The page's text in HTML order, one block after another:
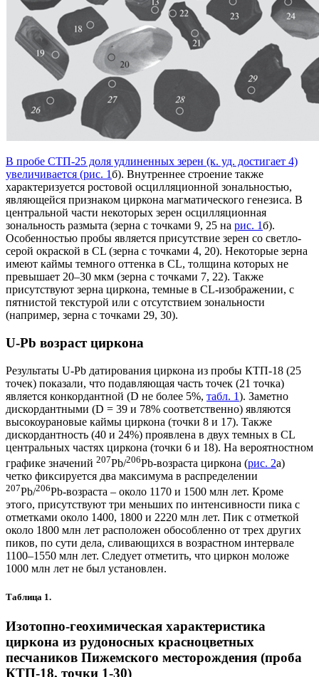
В пробе СТП-25 доля удлиненных зерен (к. уд. достигает 4)
увеличивается (рис. 1б). Внутреннее строение также
характеризуется ростовой осцилляционной зональностью,
являющейся признаком циркона магматического генезиса. В
центральной части некоторых зерен осцилляционная
зональность размыта (зерна с точками 9, 25 на рис. 1б).
Особенностью пробы является присутствие зерен со светло-
серой окраской в CL (зерна с точками 4, 20). Некоторые зерна
имеют каймы темного оттенка в CL, толщина которых не
превышает 20–30 мкм (зерна с точками 7, 22). Также
присутствуют зерна циркона, темные в CL-изображении, с
пятнистой текстурой или с отсутствием зональности
(например, зерна с точками 29, 30).
U-Pb возраст циркона
Результаты U-Pb датирования циркона из пробы КТП-18 (25
точек) показали, что подавляющая часть точек (21 точка)
является конкордантной (D не более 5%, табл. 1). Заметно
дискордантными (D = 39 и 78% соответственно) являются
высокоурановые каймы циркона (точки 8 и 17). Также
дискордантность (40 и 24%) проявлена в двух темных в CL
центральных частях циркона (точки 6 и 18). На вероятностном
графике значений 207Pb/206Pb-возраста циркона (рис. 2а)
четко фиксируется два максимума в распределении
207Pb/206Pb-возраста – около 1170 и 1500 млн лет. Кроме
этого, присутствуют три меньших по интенсивности пика с
отметками около 1400, 1800 и 2220 млн лет. Пик с отметкой
около 1800 млн лет расположен обособленно от трех других
пиков, по сути дела, сливающихся в возрастном интервале
1100–1550 млн лет. Следует отметить, что циркон моложе
1000 млн лет не был установлен.
Таблица 1.
Изотопно-геохимическая характеристика
циркона из рудоносных красноцветных
песчаников Пижемского месторождения (проба
КТП-18, точки 1-30)